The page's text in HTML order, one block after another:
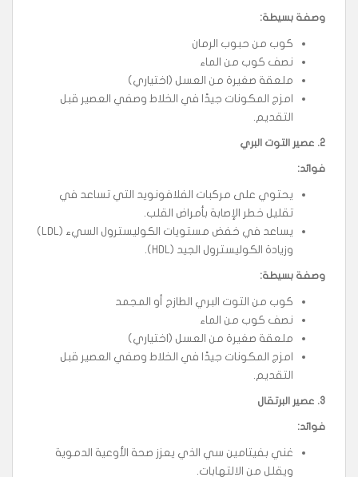
وصفة بسيطة:
كوب من حبوب الرمان
نصف كوب من الماء
ملعقة صغيرة من العسل (اختياري)
امزج المكونات جيدًا في الخلاط وصفي العصير قبل
التقديم.
2. عصير التوت البري
فوائد:
يحتوي على مركبات الفلافونويد التي تساعد في
تقليل خطر الإصابة بأمراض القلب.
يساعد في خفض مستويات الكوليسترول السيء (LDL)
وزيادة الكوليسترول الجيد (HDL).
وصفة بسيطة:
كوب من التوت البري الطازج أو المجمد
نصف كوب من الماء
ملعقة صغيرة من العسل (اختياري)
امزج المكونات جيدًا في الخلاط وصفي العصير قبل
التقديم.
3. عصير البرتقال
فوائد:
غني بفيتامين سي الذي يعزز صحة الأوعية الدموية
ويقلل من الالتهابات.